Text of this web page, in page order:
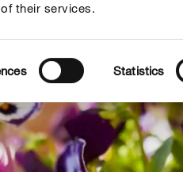
their services.
Statistics